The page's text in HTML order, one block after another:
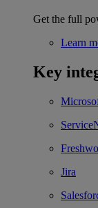
Get the full
Learn
Key
Jira